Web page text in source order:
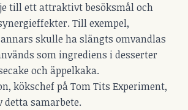
till ett attraktivt besöksmål och
Till exempel,
skulle ha slängts omvandlas
som ingrediens i desserter
och äppelkaka.
kökschef på Tom Tits Experiment,
detta samarbete.